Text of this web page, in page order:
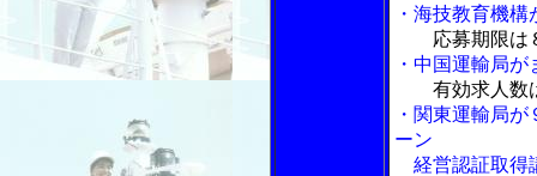
・海技教育機
応募期限は
・中国運輸局
有効求人数
・関東運輸局
ーン
経営認証取得